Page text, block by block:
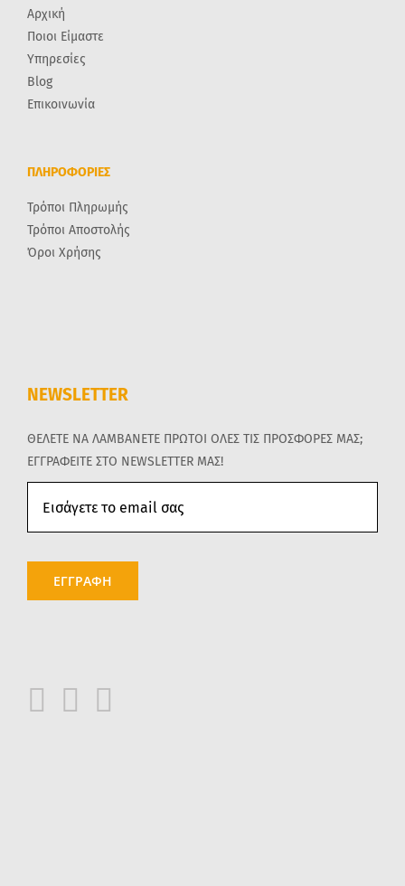
Αρχική
Ποιοι Είμαστε
Υπηρεσίες
Blog
Επικοινωνία
ΠΛΗΡΟΦΟΡΙΕΣ
Τρόποι Πληρωμής
Τρόποι Αποστολής
Όροι Χρήσης
NEWSLETTER
ΘΕΛΕΤΕ ΝΑ ΛΑΜΒΑΝΕΤΕ ΠΡΩΤΟΙ ΟΛΕΣ ΤΙΣ ΠΡΟΣΦΟΡΕΣ ΜΑΣ;
ΕΓΓΡΑΦΕΙΤΕ ΣΤΟ NEWSLETTER ΜΑΣ!
ΕΓΓΡΑΦΗ